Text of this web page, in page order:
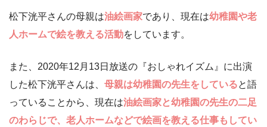
松下洸平さんの母親は油絵画家であり、現在は幼稚園や老
人ホームで絵を教える活動をしています。
また、2020年12月13日放送の『おしゃれイズム』に出演
した松下洸平さんは、 母親は幼稚園の先生をしていると語
っていることから、現在は油絵画家と幼稚園の先生の二足
のわらじで、老人ホームなどで絵画を教える仕事もしてい